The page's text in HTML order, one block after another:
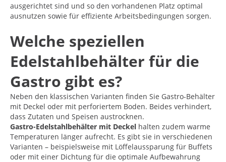
ausgerichtet sind und so den vorhandenen Platz optimal
ausnutzen sowie für effiziente Arbeitsbedingungen sorgen.
Welche speziellen
Edelstahlbehälter für die
Gastro gibt es?
Neben den klassischen Varianten finden Sie Gastro-Behälter
mit Deckel oder mit perforiertem Boden. Beides verhindert,
dass Zutaten und Speisen austrocknen.
Gastro-Edelstahlbehälter mit Deckel halten zudem warme
Temperaturen länger aufrecht. Es gibt sie in verschiedenen
Varianten – beispielsweise mit Löffelaussparung für Buffets
oder mit einer Dichtung für die optimale Aufbewahrung